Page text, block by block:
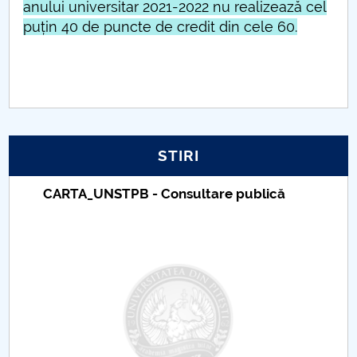
anului universitar 2021-2022 nu realizează cel
puțin 40 de puncte de credit din cele 60.
STIRI
Taxe de școlarizare indexate – Centrul